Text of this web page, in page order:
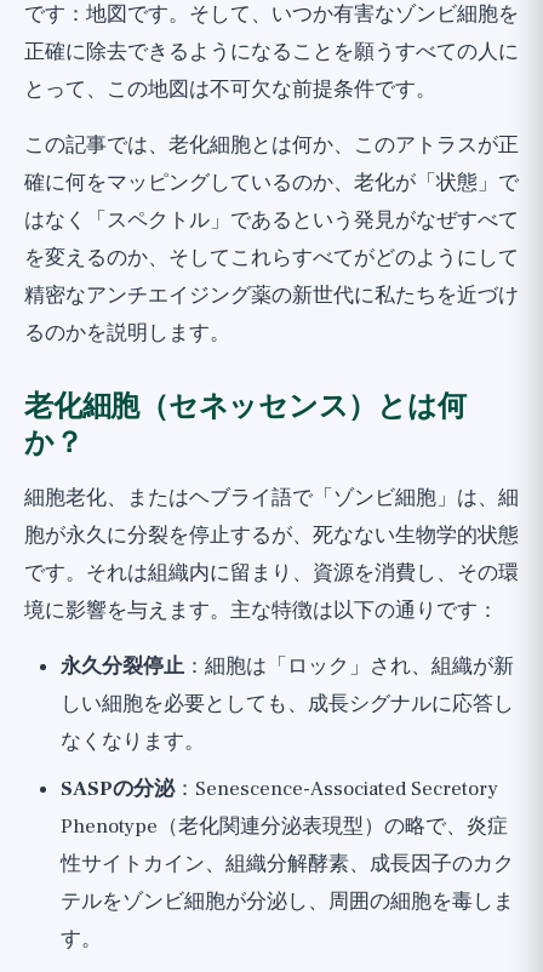
老化に対する承認されたセノリティクスはない
複雑さ自体が警告である
過剰解釈への注意
研究から何を学ぶべきか？
広い視点
です：地図です。そして、いつか有害なゾンビ細胞を
正確に除去できるようになることを願うすべての人に
とって、この地図は不可欠な前提条件です。
この記事では、老化細胞とは何か、このアトラスが正
確に何をマッピングしているのか、老化が「状態」で
はなく「スペクトル」であるという発見がなぜすべて
を変えるのか、そしてこれらすべてがどのようにして
精密なアンチエイジング薬の新世代に私たちを近づけ
るのかを説明します。
老化細胞（セネッセンス）とは何
か？
細胞老化、またはヘブライ語で「ゾンビ細胞」は、細
胞が永久に分裂を停止するが、死なない生物学的状態
です。それは組織内に留まり、資源を消費し、その環
境に影響を与えます。主な特徴は以下の通りです：
永久分裂停止 ：細胞は「ロック」され、組織が新
しい細胞を必要としても、成長シグナルに応答し
なくなります。
SASPの分泌：Senescence-Associated Secretory
Phenotype（老化関連分泌表現型）の略で、炎症
性サイトカイン、組織分解酵素、成長因子のカク
テルをゾンビ細胞が分泌し、周囲の細胞を毒しま
す。